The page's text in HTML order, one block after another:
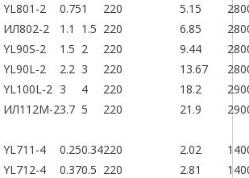
YL801-2
0.751 220 5.15
ИЛ802-2
1.1 1.5 220 6.85
YL90S-2
1.5 2 220 9.44
YL90L-2
2.2 3 220 13.67
YL100L-2 3 4 220 18.2
ИЛ112М-23.7 5 220 21.9
YL711-4 0.250.34220 2.02
YL712-4
0.370.5 220 2.81